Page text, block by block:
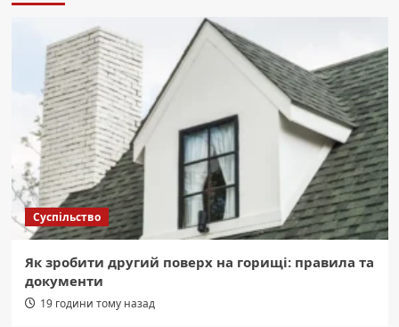
Суспільство
Як зробити другий поверх на горищі: правила та
документи
19 години тому назад